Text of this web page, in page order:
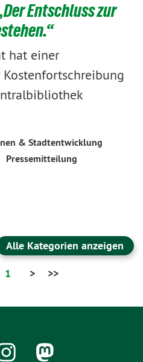
Entschluss zur
hat einer
& Stadtentwicklung
Pressemitteilung
Alle Kategorien anzeigen
1 > >>